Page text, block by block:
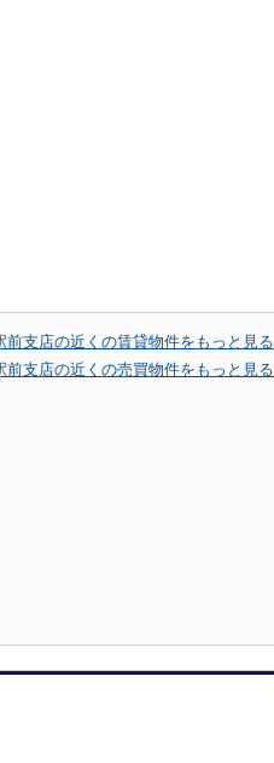
支店の近くの賃貸物件をもっと見る
支店の近くの売買物件をもっと見る